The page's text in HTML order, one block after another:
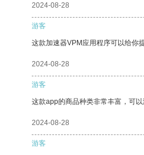
2024-08-28
游客
这款加速器VPM应用程序可以给你
2024-08-28
游客
这款app的商品种类非常丰富，可以
2024-08-28
游客